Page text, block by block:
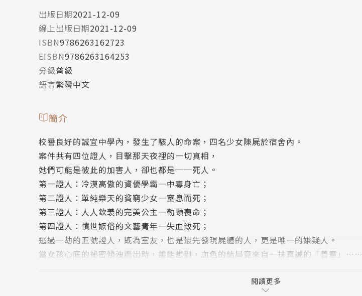
出版日期2021-12-09
線上出版日期2021-12-09
ISBN9786263162723
EISBN9786263164253
分級普級
語言繁體中文
簡介
校譽良好的誠宜中學內，發生了駭人的命案，四名少女陳屍於宿舍內。
案件共有四位證人，目擊那天夜裡的一切真相，
她們可能是彼此的加害人，卻也都是──死人。
第一證人：冷漠高傲的資優學霸—中毒身亡；
第二證人：單純樂天的貧窮少女—窒息而死；
第三證人：人人欽羡的完美公主—勒頸喪命；
第四證人：憤世嫉俗的文藝青年—失血致死；
逃過一劫的五號證人，既為室友，也是最先發現屍體的人，更是唯一的嫌疑人。
當女孩心底的祕密傾洩而出時，誰能想到，血色的結局竟來自一抹真誠的「善意」……
閱讀更多